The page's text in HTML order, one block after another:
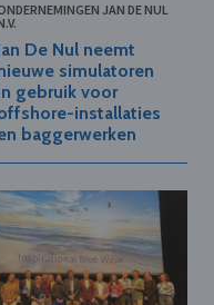
JAN DE NUL
De Nul neemt
simulatoren
gebruik voor
installaties
baggerwerken